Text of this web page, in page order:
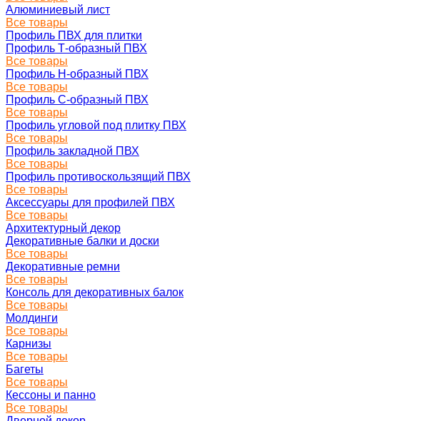
Алюминиевый лист
Все товары
Профиль ПВХ для плитки
Профиль Т-образный ПВХ
Все товары
Профиль H-образный ПВХ
Все товары
Профиль C-образный ПВХ
Все товары
Профиль угловой под плитку ПВХ
Все товары
Профиль закладной ПВХ
Все товары
Профиль противоскользящий ПВХ
Все товары
Аксессуары для профилей ПВХ
Все товары
Архитектурный декор
Декоративные балки и доски
Все товары
Декоративные ремни
Все товары
Консоль для декоративных балок
Все товары
Молдинги
Все товары
Карнизы
Все товары
Багеты
Все товары
Кессоны и панно
Все товары